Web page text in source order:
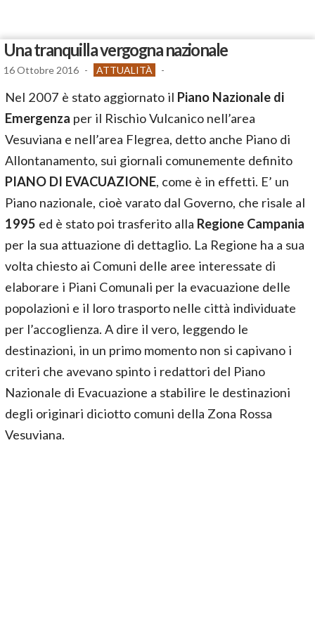
Una tranquilla vergogna nazionale
16 Ottobre 2016 - ATTUALITÀ -
Nel 2007 è stato aggiornato il Piano Nazionale di
Emergenza per il Rischio Vulcanico nell’area
Vesuviana e nell’area Flegrea, detto anche Piano di
Allontanamento, sui giornali comunemente definito
PIANO DI EVACUAZIONE, come è in effetti. E’ un
Piano nazionale, cioè varato dal Governo, che risale al
1995 ed è stato poi trasferito alla Regione Campania
per la sua attuazione di dettaglio. La Regione ha a sua
volta chiesto ai Comuni delle aree interessate di
elaborare i Piani Comunali per la evacuazione delle
popolazioni e il loro trasporto nelle città individuate
per l’accoglienza. A dire il vero, leggendo le
destinazioni, in un primo momento non si capivano i
criteri che avevano spinto i redattori del Piano
Nazionale di Evacuazione a stabilire le destinazioni
degli originari diciotto comuni della Zona Rossa
Vesuviana.